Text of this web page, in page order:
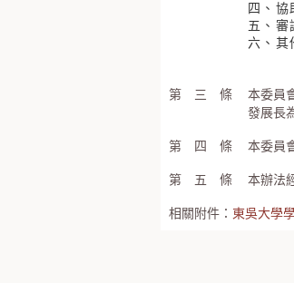
四、協
五、審
六、其
第 三 條
本委員
發展長
第 四 條 本委員
第 五 條 本辦法
相關附件： 東吳大學